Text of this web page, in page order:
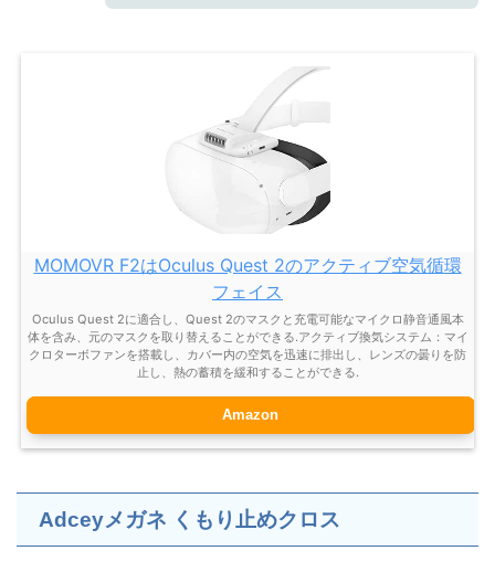
MOMOVR F2はOculus Quest 2のアクティブ空気循環
フェイス
Oculus Quest 2に適合し、Quest 2のマスクと充電可能なマイクロ静音通風本
体を含み、元のマスクを取り替えることができる.アクティブ換気システム：マイ
クロターボファンを搭載し、カバー内の空気を迅速に排出し、レンズの曇りを防
止し、熱の蓄積を緩和することができる.
Amazon
Adceyメガネ くもり止めクロス